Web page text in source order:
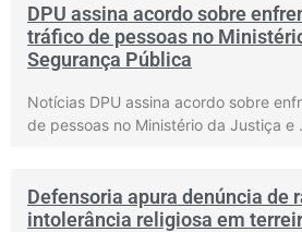
DPU assina acordo sobre
tráfico de pessoas no
Segurança Pública
Notícias DPU assina acordo sobre
de pessoas no Ministério da Justiça e
Defensoria apura denúncia de
intolerância religiosa em